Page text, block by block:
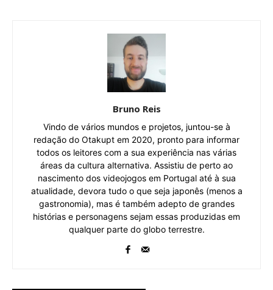
Bruno Reis
Vindo de vários mundos e projetos, juntou-se à
redação do Otakupt em 2020, pronto para informar
todos os leitores com a sua experiência nas várias
áreas da cultura alternativa. Assistiu de perto ao
nascimento dos videojogos em Portugal até à sua
atualidade, devora tudo o que seja japonês (menos a
gastronomia), mas é também adepto de grandes
histórias e personagens sejam essas produzidas em
qualquer parte do globo terrestre.